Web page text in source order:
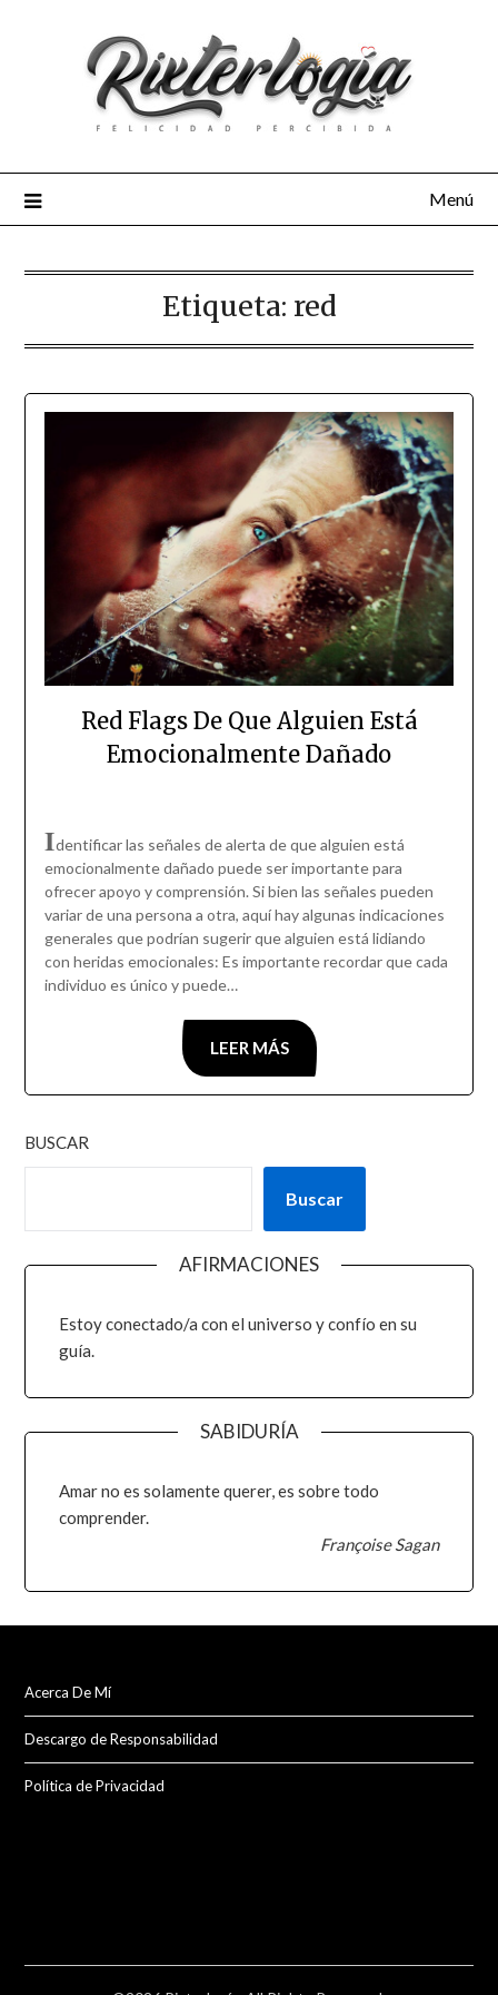
Menú
Etiqueta: red
Red Flags De Que Alguien Está
Emocionalmente Dañado
Identificar las señales de alerta de que alguien está
emocionalmente dañado puede ser importante para
ofrecer apoyo y comprensión. Si bien las señales pueden
variar de una persona a otra, aquí hay algunas indicaciones
generales que podrían sugerir que alguien está lidiando
con heridas emocionales: Es importante recordar que cada
individuo es único y puede…
LEER MÁS
BUSCAR
Buscar
AFIRMACIONES
Estoy conectado/a con el universo y confío en su
guía.
SABIDURÍA
Amar no es solamente querer, es sobre todo
comprender.
Françoise Sagan
Acerca De Mí
Descargo de Responsabilidad
Política de Privacidad